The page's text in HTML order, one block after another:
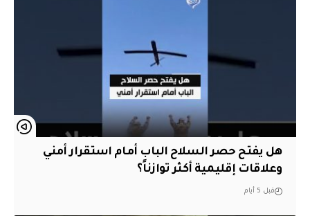
هل يفتح حصر السلاح الباب أمام استقرار أمني
وعلاقات إقليمية أكثر توازناً؟
قبل 5 أيام